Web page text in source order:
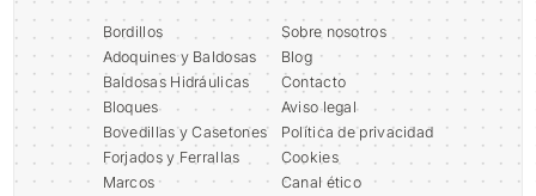
Bordillos
Adoquines y Baldosas
Baldosas Hidráulicas
Bloques
Bovedillas y Casetones
Forjados y Ferrallas
Marcos
Sobre nosotros
Blog
Contacto
Aviso legal
Política de privacidad
Cookies
Canal ético